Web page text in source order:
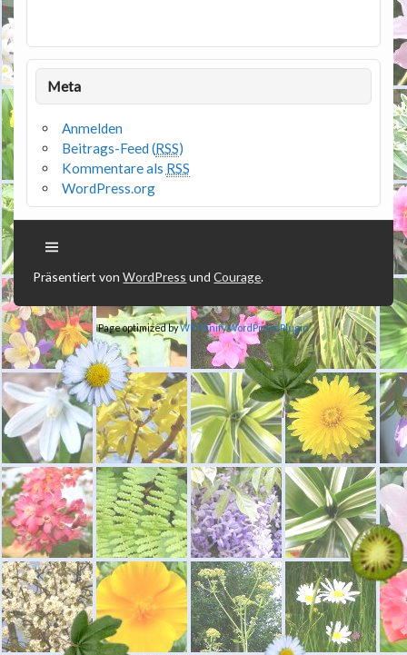
Meta
Anmelden
Beitrags-Feed (RSS)
Kommentare als RSS
WordPress.org
Präsentiert vonWordPress undCourage.
Page optimized byWP MinifyWordPress Plugin